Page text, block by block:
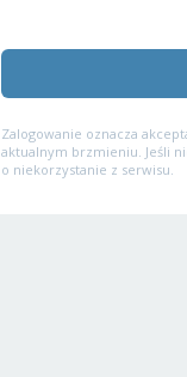
Zalogowanie oznacza
aktualnym brzmieniu. Jeśli
o niekorzystanie z serwisu.